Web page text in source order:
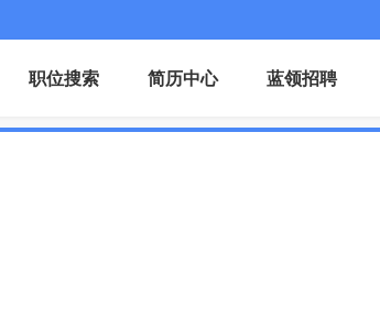
职位搜索 简历中心 蓝领招聘